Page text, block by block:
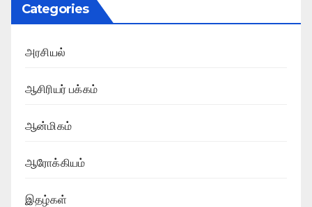
Categories
அரசியல்
ஆசிரியர் பக்கம்
ஆன்மிகம்
ஆரோக்கியம்
இதழ்கள்